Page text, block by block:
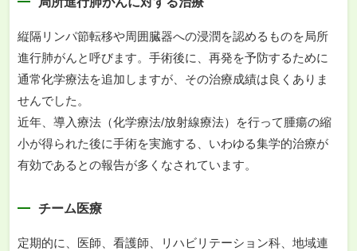
縦隔リンパ節転移や周囲臓器への浸潤を認めるものを局所
進行肺がんと呼びます。手術後に、再発を予防するために
通常化学療法を追加しますが、その治療成績は良くありま
せんでした。
近年、導入療法（化学療法/放射線療法）を行って腫瘍の縮
小が得られた後に手術を実施する、いわゆる集学的治療が
有効であるとの報告が多くなされています。
チーム医療
定期的に、医師、看護師、リハビリテーション科、地域連